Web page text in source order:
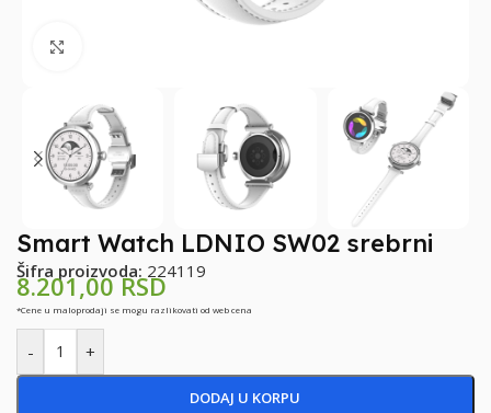
Smart Watch LDNIO SW02 srebrni
Šifra proizvoda: 224119
8.201,00RSD
*Cene u maloprodaji se mogu razlikovati od web cena
- +
DODAJ U KORPU